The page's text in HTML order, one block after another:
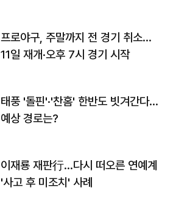
프로야구, 주말까지 전 경기 취소…
11일 재개·오후 7시 경기 시작
태풍 '돌핀'·'찬홈' 한반도 빗겨간다…
예상 경로는?
이재룡 재판行…다시 떠오른 연예계
'사고 후 미조치' 사례